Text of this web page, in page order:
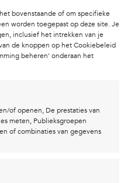
bovenstaande of om specifieke
worden toegepast op deze site. Je
inclusief het intrekken van je
de knoppen op het Cookiebeleid
beheren' onderaan het
of openen, De prestaties van
meten, Publieksgroepen
of combinaties van gegevens
Poster | “Tame birds sing
of freedom, wild birds fly”